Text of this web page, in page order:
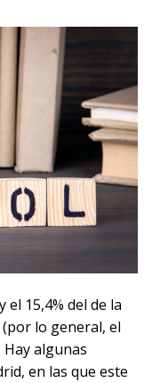
el 15,4% del de la
lo general, el
algunas
en las que este